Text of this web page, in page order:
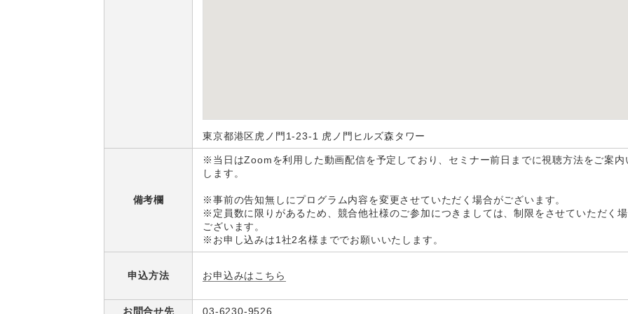
東京都港区虎ノ門1-23-1 虎ノ門ヒルズ森タワー
備考欄
※当日はZoomを利用した動画配信を予定しており、セミナー前日までに視聴方法をご案内
します。
※事前の告知無しにプログラム内容を変更させていただく場合がございます。
※定員数に限りがあるため、競合他社様のご参加につきましては、制限をさせていただく
ございます。
※お申し込みは1社2名様まででお願いいたします。
申込方法 お申込みはこちら
お問合せ先 03-6230-9526